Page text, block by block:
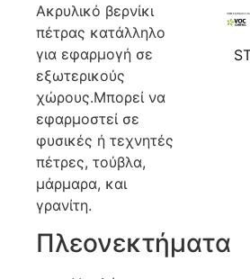
Ακρυλικό βερνίκι
πέτρας κατάλληλο
για εφαρμογή σε
εξωτερικούς
χώρους.Μπορεί να
εφαρμοστεί σε
φυσικές ή τεχνητές
πέτρες, τούβλα,
μάρμαρα, και
γρανίτη.
Πλεονεκτήματα